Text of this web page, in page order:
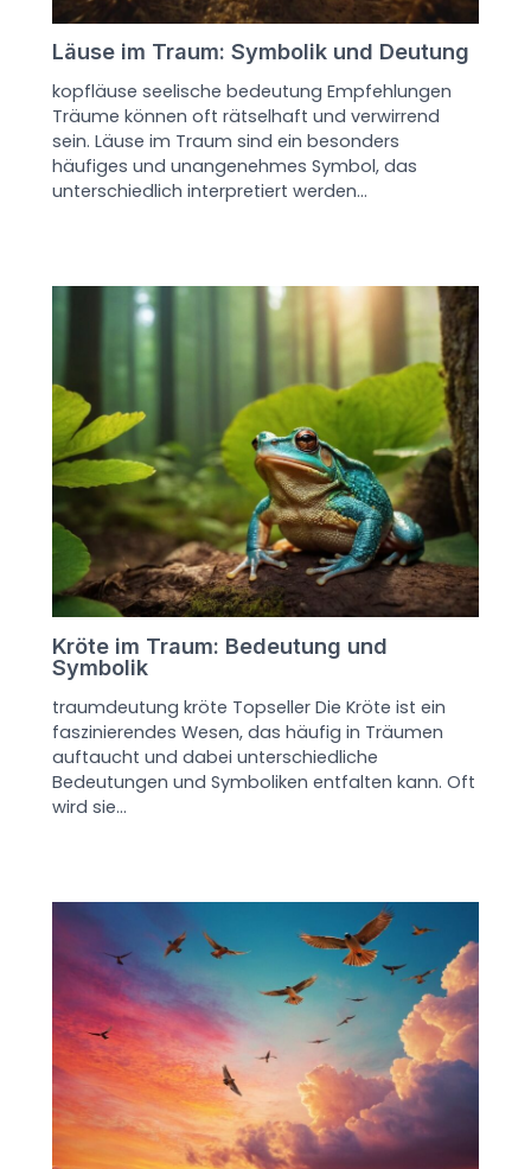
Läuse im Traum: Symbolik und Deutung
kopfläuse seelische bedeutung Empfehlungen
Träume können oft rätselhaft und verwirrend
sein. Läuse im Traum sind ein besonders
häufiges und unangenehmes Symbol, das
unterschiedlich interpretiert werden…
Kröte im Traum: Bedeutung und
Symbolik
traumdeutung kröte Topseller Die Kröte ist ein
faszinierendes Wesen, das häufig in Träumen
auftaucht und dabei unterschiedliche
Bedeutungen und Symboliken entfalten kann. Oft
wird sie…